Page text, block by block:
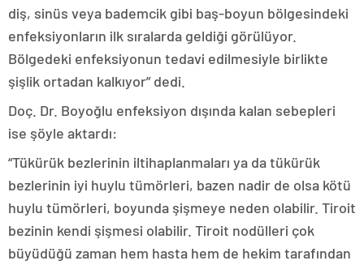
diş, sinüs veya bademcik gibi baş-boyun bölgesindeki
enfeksiyonların ilk sıralarda geldiği görülüyor.
Bölgedeki enfeksiyonun tedavi edilmesiyle birlikte
şişlik ortadan kalkıyor” dedi.
Doç. Dr. Boyoğlu enfeksiyon dışında kalan sebepleri
ise şöyle aktardı:
“Tükürük bezlerinin iltihaplanmaları ya da tükürük
bezlerinin iyi huylu tümörleri, bazen nadir de olsa kötü
huylu tümörleri, boyunda şişmeye neden olabilir. Tiroit
bezinin kendi şişmesi olabilir. Tiroit nodülleri çok
büyüdüğü zaman hem hasta hem de hekim tarafından